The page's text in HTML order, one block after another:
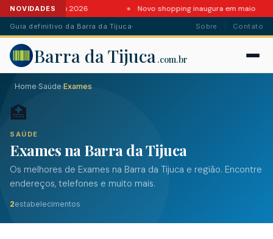
NOVIDADES
da Barra em 2026 Novo shopping inaugura em maio
Guia definitivo da Barra da Tijuca· Sobre Contato
Barra da Tijuca .com.br
Home›Saúde›Exames
🏥
SAÚDE
Exames na Barra da Tijuca
Os melhores de Exames na Barra da Tijuca e região. Encontre
endereços, telefones e muito mais.
2estabelecimentos